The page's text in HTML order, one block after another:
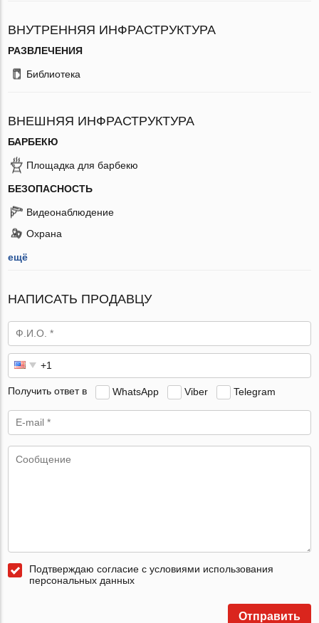
ВНУТРЕННЯЯ ИНФРАСТРУКТУРА
РАЗВЛЕЧЕНИЯ
Библиотека
ВНЕШНЯЯ ИНФРАСТРУКТУРА
БАРБЕКЮ
Площадка для барбекю
БЕЗОПАСНОСТЬ
Видеонаблюдение
Охрана
ещё
НАПИСАТЬ ПРОДАВЦУ
Получить ответ в WhatsApp Viber Telegram
Подтверждаю согласие с условиями использования
персональных данных
Отправить